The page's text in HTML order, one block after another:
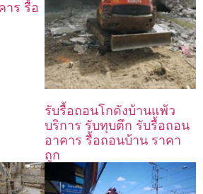
าร รื้อ
รับรื้อถอนโกดังบ้านแพ้ว
บริการ รับทุบตึก รับรื้อถอน
อาคาร รื้อถอนบ้าน ราคา
ถูก